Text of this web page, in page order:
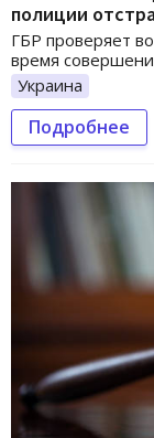
полиции
ГБР проверяет
время
Украина
Подробнее